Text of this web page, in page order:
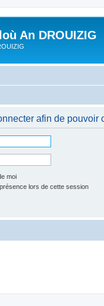
An DROUIZIG
afin de pouvoir
moi
lors de cette session